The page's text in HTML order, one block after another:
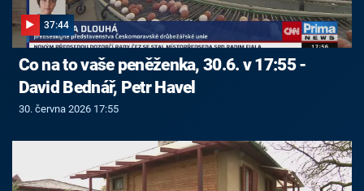
37:44
Co na to vaše peněženka, 30.6. v 17:55 -
David Bednář, Petr Havel
30. června 2026 17:55